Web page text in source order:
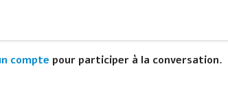
compte pour participer à la conversation.